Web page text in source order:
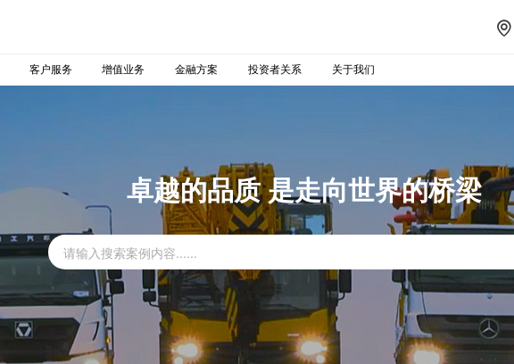

客户服务 增值业务 金融方案 投资者关系 关于我们
卓越的品质 是走向世界的桥梁